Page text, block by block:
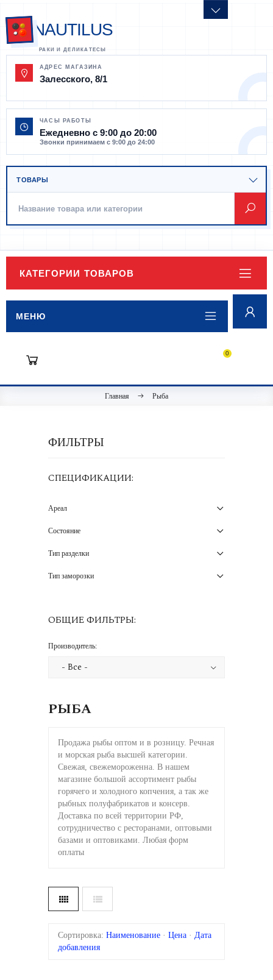
NAUTILUS
АДРЕС МАГАЗИНА
Залесского, 8/1
ЧАСЫ РАБОТЫ
Ежедневно с 9:00 до 20:00
Звонки принимаем с 9:00 до 24:00
КАТЕГОРИИ ТОВАРОВ
МЕНЮ
0
Главная Рыба
ФИЛЬТРЫ
СПЕЦИФИКАЦИИ:
Ареал
Состояние
Тип разделки
Тип заморозки
ОБЩИЕ ФИЛЬТРЫ:
Производитель:
РЫБА
Продажа рыбы оптом и в розницу. Речная
и морская рыба высшей категории.
Свежая, свежемороженна. В нашем
магазине большой ассортимент рыбы
горячего и холодного копчения, а так же
рыбных полуфабрикатов и консерв.
Доставка по всей территории РФ,
сотрудничество с ресторанами, оптовыми
базами и оптовиками. Любая форм
оплаты
Сортировка: Наименование · Цена · Дата
добавления